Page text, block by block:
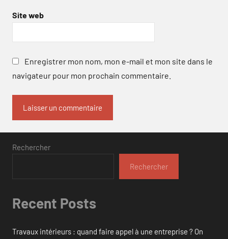
Site web
Enregistrer mon nom, mon e-mail et mon site dans le
navigateur pour mon prochain commentaire.
Rechercher
Rechercher
Recent Posts
Travaux intérieurs : quand faire appel à une entreprise ? On